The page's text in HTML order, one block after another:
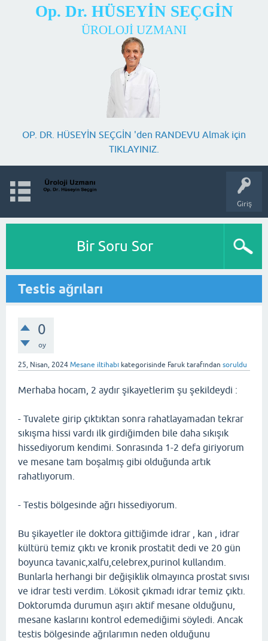
Op. Dr. HÜSEYİN SEÇGİN
ÜROLOJİ UZMANI
OP. DR. HÜSEYİN SEÇGİN 'den RANDEVU Almak için
TIKLAYINIZ.
Giriş
Bir Soru Sor
Testis ağrıları
0
oy
25, Nisan, 2024 Mesane iltihabı kategorisinde Faruk tarafından soruldu
Merhaba hocam, 2 aydır şikayetlerim şu şekildeydi :
- Tuvalete girip çıktıktan sonra rahatlayamadan tekrar
sıkışma hissi vardı ilk girdiğimden bile daha sıkışık
hissediyorum kendimi. Sonrasında 1-2 defa giriyorum
ve mesane tam boşalmış gibi olduğunda artık
rahatlıyorum.
- Testis bölgesinde ağrı hissediyorum.
Bu şikayetler ile doktora gittiğimde idrar , kan , idrar
kültürü temiz çıktı ve kronik prostatit dedi ve 20 gün
boyunca tavanic,xalfu,celebrex,purinol kullandım.
Bunlarla herhangi bir değişiklik olmayınca prostat sıvısı
ve idrar testi verdim. Lökosit çıkmadı idrar temiz çıktı.
Doktorumda durumun aşırı aktif mesane olduğunu,
mesane kaslarını kontrol edemediğimi söyledi. Ancak
testis bölgesinde ağrılarımın neden olduğunu